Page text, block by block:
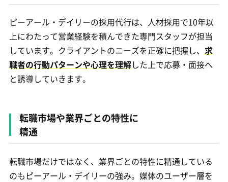
ピーアール・デイリーの採用代行は、人材採用で10年以
上にわたって営業経験を積んできた専門スタッフが担当
しています。クライアントのニーズを正確に把握し、 求
職者の行動パターンや心理を理解した上で応募・面接へ
と誘導していきます。
転職市場や業界ごとの特性に
精通
転職市場だけではなく、業界ごとの特性に精通している
のもピーアール・デイリーの強み。媒体のユーザー層を